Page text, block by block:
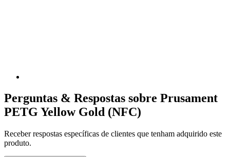
Perguntas & Respostas sobre Prusament
PETG Yellow Gold (NFC)
Receber respostas específicas de clientes que tenham adquirido este
produto.